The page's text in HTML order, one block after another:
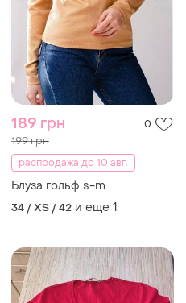
189 грн 0
199 грн
распродажа до 10 авг.
Блуза гольф s-m
34 / XS / 42 и еще 1